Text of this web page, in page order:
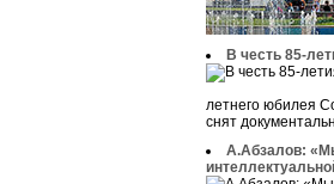
В честь 85-
летнего юбилея
снят
А.Абзалов: